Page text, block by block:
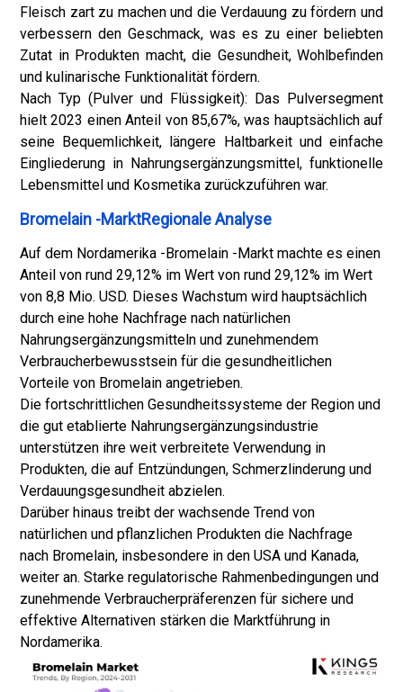
Fleisch zart zu machen und die Verdauung zu fördern und
verbessern den Geschmack, was es zu einer beliebten
Zutat in Produkten macht, die Gesundheit, Wohlbefinden
und kulinarische Funktionalität fördern.
Nach Typ (Pulver und Flüssigkeit): Das Pulversegment
hielt 2023 einen Anteil von 85,67%, was hauptsächlich auf
seine Bequemlichkeit, längere Haltbarkeit und einfache
Eingliederung in Nahrungsergänzungsmittel, funktionelle
Lebensmittel und Kosmetika zurückzuführen war.
Bromelain -MarktRegionale Analyse
Auf dem Nordamerika -Bromelain -Markt machte es einen
Anteil von rund 29,12% im Wert von rund 29,12% im Wert
von 8,8 Mio. USD. Dieses Wachstum wird hauptsächlich
durch eine hohe Nachfrage nach natürlichen
Nahrungsergänzungsmitteln und zunehmendem
Verbraucherbewusstsein für die gesundheitlichen
Vorteile von Bromelain angetrieben.
Die fortschrittlichen Gesundheitssysteme der Region und
die gut etablierte Nahrungsergänzungsindustrie
unterstützen ihre weit verbreitete Verwendung in
Produkten, die auf Entzündungen, Schmerzlinderung und
Verdauungsgesundheit abzielen.
Darüber hinaus treibt der wachsende Trend von
natürlichen und pflanzlichen Produkten die Nachfrage
nach Bromelain, insbesondere in den USA und Kanada,
weiter an. Starke regulatorische Rahmenbedingungen und
zunehmende Verbraucherpräferenzen für sichere und
effektive Alternativen stärken die Marktführung in
Nordamerika.